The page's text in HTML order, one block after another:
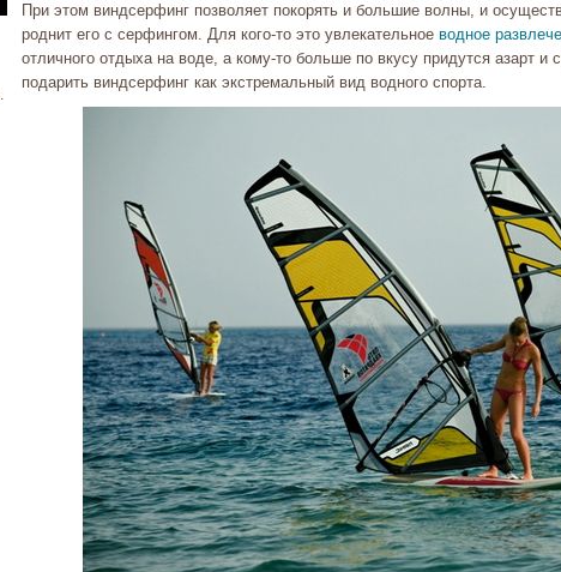
При этом виндсерфинг позволяет покорять и большие волны, и
роднит его с серфингом. Для кого-то это увлекательное водное
отличного отдыха на воде, а кому-то больше по вкусу придутся азарт
подарить виндсерфинг как экстремальный вид водного спорта.